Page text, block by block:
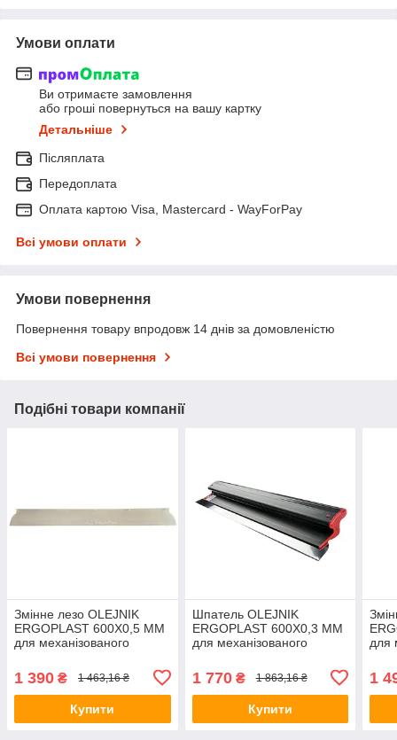
Умови оплати
Ви отримаєте замовлення
або гроші повернуться на вашу картку
Детальніше
Післяплата
Передоплата
Оплата картою Visa, Mastercard - WayForPay
Всі умови оплати
Умови повернення
Повернення товару впродовж 14 днів за домовленістю
Всі умови повернення
Подібні товари компанії
Змінне лезо OLEJNIK
ERGOPLAST 600Х0,5 ММ
для механізованого
1 390 ₴ 1 463,16 ₴
Купити
Шпатель OLEJNIK
ERGOPLAST 600Х0,3 ММ
для механізованого
(пластмасовий)
1 770₴ 1 863,16 ₴
Купити
для
1